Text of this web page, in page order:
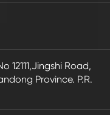
12111,Jingshi Road,
Province. P.R.